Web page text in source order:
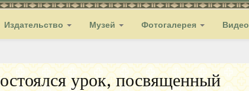
Издательство Музей Фотогалерея Видео
урок, посвященный